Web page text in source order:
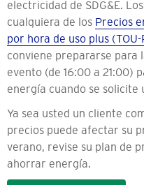
electricidad de SDG&E.
cualquiera de los Precios
por hora de uso plus (TOU-
conviene prepararse para
evento (de 16:00 a 21:00)
energía cuando se solicite
Ya sea usted un cliente
precios puede afectar su
verano, revise su plan de
ahorrar energía.